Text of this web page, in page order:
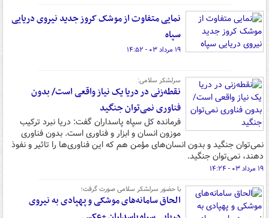
نمایی متفاوت از موشک کروز جدید نیروی دریایی
سپاه
۱۹ مرداد ۰۳ - ۱۴:۵۲
سرلشکر سلامی:
نقطه‌زنی در دریا یک نیاز واقعی است/ بدون
فناوری نمی‌توان جنگید
فرمانده کل سپاه پاسداران گفت: دریا نبرد ترکیب
موزون انسان و ابزار و فناوری است. بدون فناوری
نمی‌توان جنگید و بدون انسان‌های مؤمن هم که این فناوری‌ها را تاثیر و نفوذ
دهند، نمی‌توان جنگید.
۱۹ مرداد ۰۳ - ۱۴:۲۴
با حضور سرلشکر سلامی صورت گرفت؛
الحاق سامانه‌های موشکی و پهپادی به نیروی